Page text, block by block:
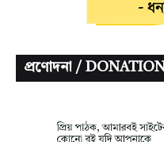
প্রণোদনা / DONATION